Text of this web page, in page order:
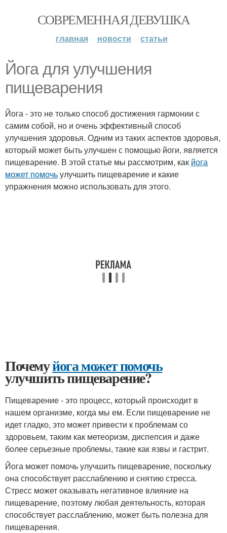
СОВРЕМЕННАЯ ДЕВУШКА
главная новости статьи
Йога для улучшения
пищеварения
Йога - это не только способ достижения гармонии с
самим собой, но и очень эффективный способ
улучшения здоровья. Одним из таких аспектов здоровья,
который может быть улучшен с помощью йоги, является
пищеварение. В этой статье мы рассмотрим, как йога
может помочьулучшить пищеварение и какие
упражнения можно использовать для этого.
Почемуйога может помочь
улучшить пищеварение?
Пищеварение - это процесс, который происходит в
нашем организме, когда мы ем. Если пищеварение не
идет гладко, это может привести к проблемам со
здоровьем, таким как метеоризм, диспепсия и даже
более серьезные проблемы, такие как язвы и гастрит.
Йога может помочь улучшить пищеварение, поскольку
она способствует расслаблению и снятию стресса.
Стресс может оказывать негативное влияние на
пищеварение, поэтому любая деятельность, которая
способствует расслаблению, может быть полезна для
пищеварения.